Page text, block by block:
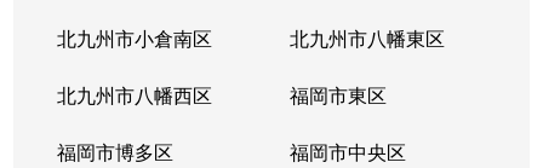
北九州市小倉南区 北九州市八幡東区
北九州市八幡西区 福岡市東区
福岡市博多区 福岡市中央区